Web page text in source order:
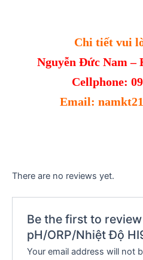
Chi tiết vui
Nguyễn Đức Nam –
Cellphone:
Email:
There are no reviews yet.
Be the first to
pH/ORP/Nhiệt Độ
Your email address will not